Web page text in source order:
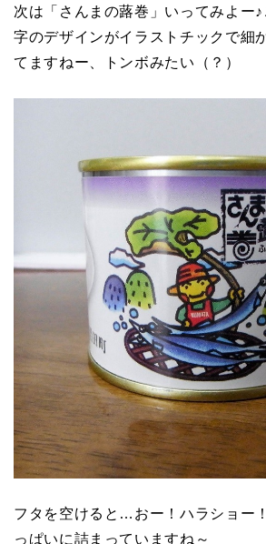
次は「さんまの蕗巻」いってみよー
字のデザインがイラストチックで細
てますねー、トンボみたい（？）
フタを空けると…おー！ハラショー
っぱいに詰まっていますね～